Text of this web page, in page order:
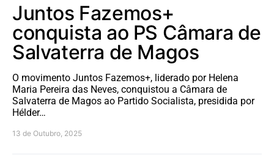
Juntos Fazemos+
conquista ao PS Câmara de
Salvaterra de Magos
O movimento Juntos Fazemos+, liderado por Helena
Maria Pereira das Neves, conquistou a Câmara de
Salvaterra de Magos ao Partido Socialista, presidida por
Hélder…
13 de Outubro, 2025